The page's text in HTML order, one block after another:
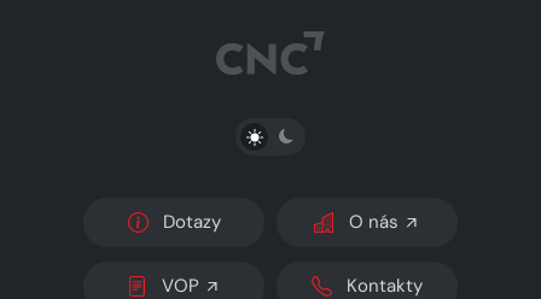
PŘEPNOUT SVĚTLÝ/TMAVÝ REŽIM
Dotazy O nás
VOP Kontakty